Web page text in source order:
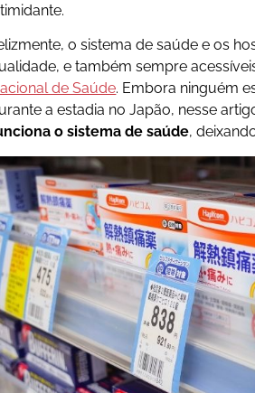
o sistema de saúde e os
e também sempre
de Saúde. Embora ninguém
a estadia no Japão, nesse
o sistema de saúde,